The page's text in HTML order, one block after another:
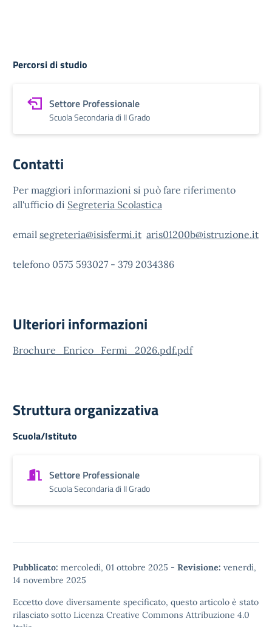
Percorsi di studio
Settore Professionale
Scuola Secondaria di II Grado
Contatti
Per maggiori informazioni si può fare riferimento
all'ufficio di Segreteria Scolastica
email segreteria@isisfermi.it aris01200b@istruzione.it
telefono 0575 593027 - 379 2034386
Ulteriori informazioni
Brochure_Enrico_Fermi_2026.pdf.pdf
Struttura organizzativa
Scuola/Istituto
Settore Professionale
Scuola Secondaria di II Grado
Pubblicato: mercoledì, 01 ottobre 2025 - Revisione: venerdì,
14 novembre 2025
Eccetto dove diversamente specificato, questo articolo è stato
rilasciato sotto Licenza Creative Commons Attribuzione 4.0